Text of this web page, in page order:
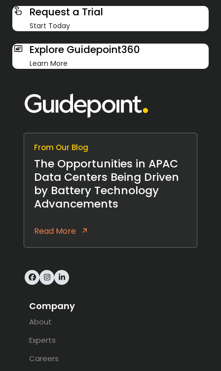
Request a Trial
Start Today
Explore Guidepoint360
Learn More
From Our Blog
The Opportunities in APAC
Data Centers Being Driven
by Battery Technology
Advancements
Read More
Facebook
Instagram
LinkedIn
Company
About
Experts
Careers